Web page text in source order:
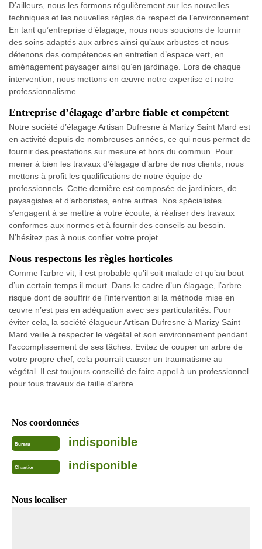
D’ailleurs, nous les formons régulièrement sur les nouvelles
techniques et les nouvelles règles de respect de l’environnement.
En tant qu’entreprise d’élagage, nous nous soucions de fournir
des soins adaptés aux arbres ainsi qu’aux arbustes et nous
détenons des compétences en entretien d’espace vert, en
aménagement paysager ainsi qu’en jardinage. Lors de chaque
intervention, nous mettons en œuvre notre expertise et notre
professionnalisme.
Entreprise d’élagage d’arbre fiable et compétent
Notre société d’élagage Artisan Dufresne à Marizy Saint Mard est
en activité depuis de nombreuses années, ce qui nous permet de
fournir des prestations sur mesure et hors du commun. Pour
mener à bien les travaux d’élagage d’arbre de nos clients, nous
mettons à profit les qualifications de notre équipe de
professionnels. Cette dernière est composée de jardiniers, de
paysagistes et d’arboristes, entre autres. Nos spécialistes
s’engagent à se mettre à votre écoute, à réaliser des travaux
conformes aux normes et à fournir des conseils au besoin.
N’hésitez pas à nous confier votre projet.
Nous respectons les règles horticoles
Comme l’arbre vit, il est probable qu’il soit malade et qu’au bout
d’un certain temps il meurt. Dans le cadre d’un élagage, l’arbre
risque dont de souffrir de l’intervention si la méthode mise en
œuvre n’est pas en adéquation avec ses particularités. Pour
éviter cela, la société élagueur Artisan Dufresne à Marizy Saint
Mard veille à respecter le végétal et son environnement pendant
l’accomplissement de ses tâches. Evitez de couper un arbre de
votre propre chef, cela pourrait causer un traumatisme au
végétal. Il est toujours conseillé de faire appel à un professionnel
pour tous travaux de taille d’arbre.
Nos coordonnées
Bureau indisponible
Chantier indisponible
Nous localiser